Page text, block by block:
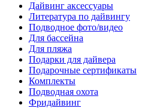
Дайвинг аксессуары
Литература по дайвингу
Подводное фото/видео
Для бассейна
Для пляжа
Подарки для дайвера
Подарочные сертификаты
Комплекты
Подводная охота
Фридайвинг